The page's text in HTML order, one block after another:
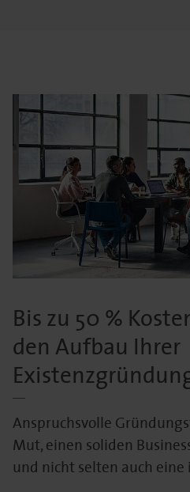
Bis zu 50 %
den Aufbau Ihrer
Anspruchsvolle
Mut, einen soliden
und nicht selten auch